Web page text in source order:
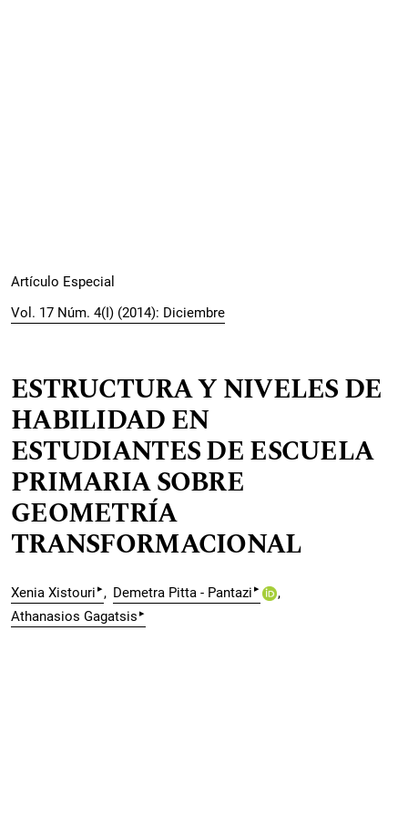
Artículo Especial
Vol. 17 Núm. 4(I) (2014): Diciembre
ESTRUCTURA Y NIVELES DE
HABILIDAD EN
ESTUDIANTES DE ESCUELA
PRIMARIA SOBRE
GEOMETRÍA
TRANSFORMACIONAL
Xenia Xistouri ▸ Demetra Pitta - Pantazi ▸
Athanasios Gagatsis ▸